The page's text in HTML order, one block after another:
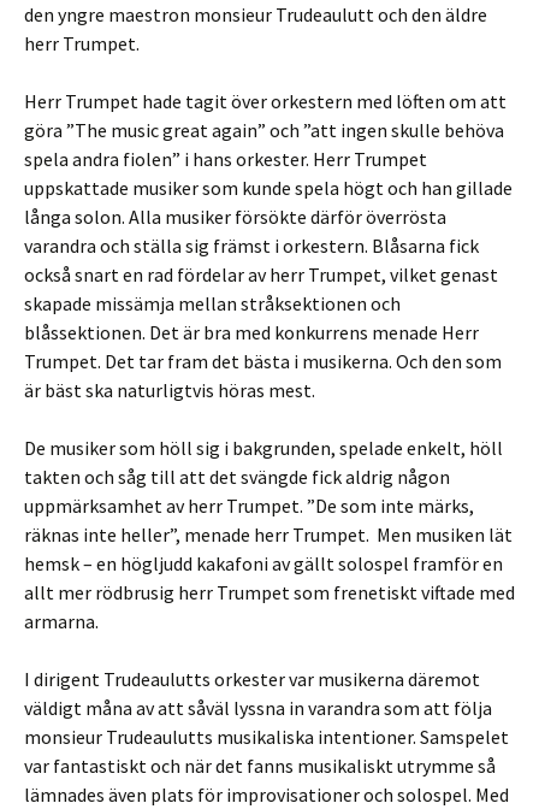
den yngre maestron monsieur Trudeaulutt och den äldre
herr Trumpet.
Herr Trumpet hade tagit över orkestern med löften om att
göra ”The music great again” och ”att ingen skulle behöva
spela andra fiolen” i hans orkester. Herr Trumpet
uppskattade musiker som kunde spela högt och han gillade
långa solon. Alla musiker försökte därför överrösta
varandra och ställa sig främst i orkestern. Blåsarna fick
också snart en rad fördelar av herr Trumpet, vilket genast
skapade missämja mellan stråksektionen och
blåssektionen. Det är bra med konkurrens menade Herr
Trumpet. Det tar fram det bästa i musikerna. Och den som
är bäst ska naturligtvis höras mest.
De musiker som höll sig i bakgrunden, spelade enkelt, höll
takten och såg till att det svängde fick aldrig någon
uppmärksamhet av herr Trumpet. ”De som inte märks,
räknas inte heller”, menade herr Trumpet. Men musiken lät
hemsk – en högljudd kakafoni av gällt solospel framför en
allt mer rödbrusig herr Trumpet som frenetiskt viftade med
armarna.
I dirigent Trudeaulutts orkester var musikerna däremot
väldigt måna av att såväl lyssna in varandra som att följa
monsieur Trudeaulutts musikaliska intentioner. Samspelet
var fantastiskt och när det fanns musikaliskt utrymme så
lämnades även plats för improvisationer och solospel. Med